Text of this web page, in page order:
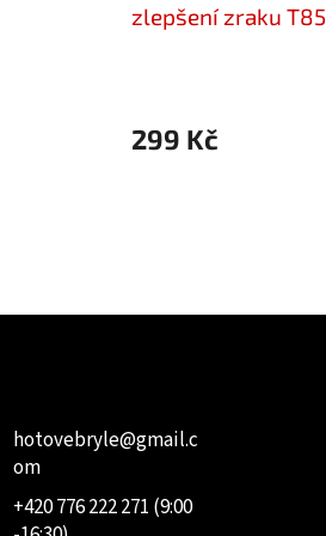
zlepšení zraku
299 Kč
hotovebryle@gmail.c
om
+420 776 222 271 (9:00